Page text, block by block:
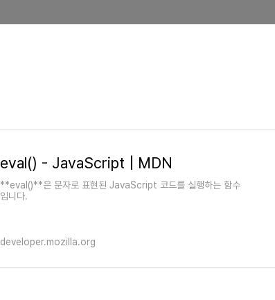
eval() - JavaScript | MDN
**eval()**은 문자로 표현된 JavaScript 코드를 실행하는 함수
입니다.
developer.mozilla.org